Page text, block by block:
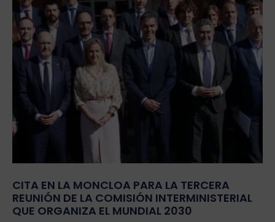
CITA EN LA MONCLOA PARA LA TERCERA
REUNIÓN DE LA COMISIÓN INTERMINISTERIAL
QUE ORGANIZA EL MUNDIAL 2030